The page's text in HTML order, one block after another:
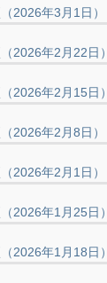
2026年3月1日）
2026年2月22日）
2026年2月15日）
2026年2月8日）
2026年2月1日）
2026年1月25日）
2026年1月18日）